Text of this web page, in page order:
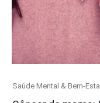
Category
Saúde Mental & Bem-